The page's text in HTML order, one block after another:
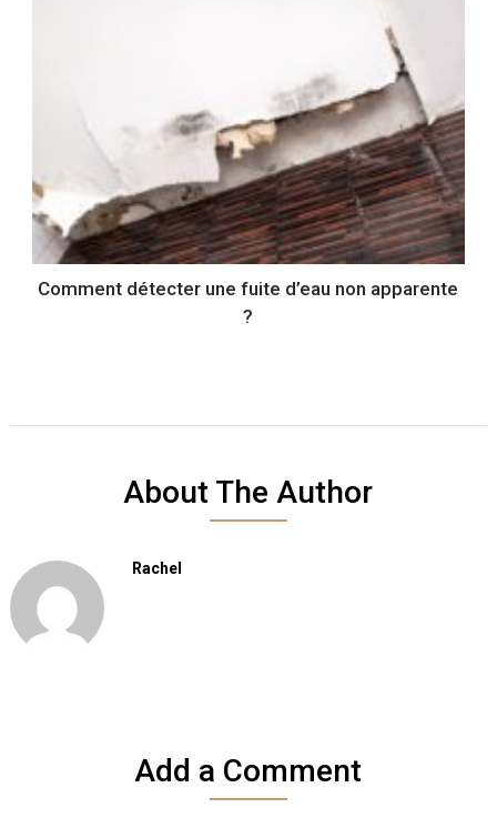
Comment détecter une fuite d’eau non apparente
?
About The Author
Rachel
Add a Comment